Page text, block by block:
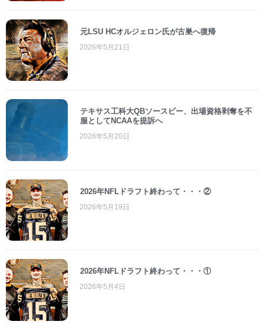
元LSU HCオルジェロン氏が古巣へ復帰
2026年5月21日
テキサス工科大QBソースビー、出場資格剥奪を不
服としてNCAAを提訴へ
2026年5月20日
2026年NFLドラフト終わって・・・②
2026年5月19日
2026年NFLドラフト終わって・・・①
2026年5月4日